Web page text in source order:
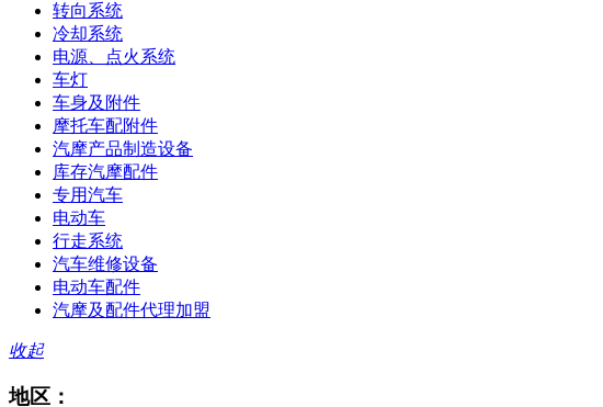
转向系统
冷却系统
电源、点火系统
车灯
车身及附件
摩托车配附件
汽摩产品制造设备
库存汽摩配件
专用汽车
电动车
行走系统
汽车维修设备
电动车配件
汽摩及配件代理加盟
收起
地区：